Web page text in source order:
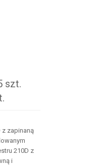
szt.
z zapinaną
210D z
i